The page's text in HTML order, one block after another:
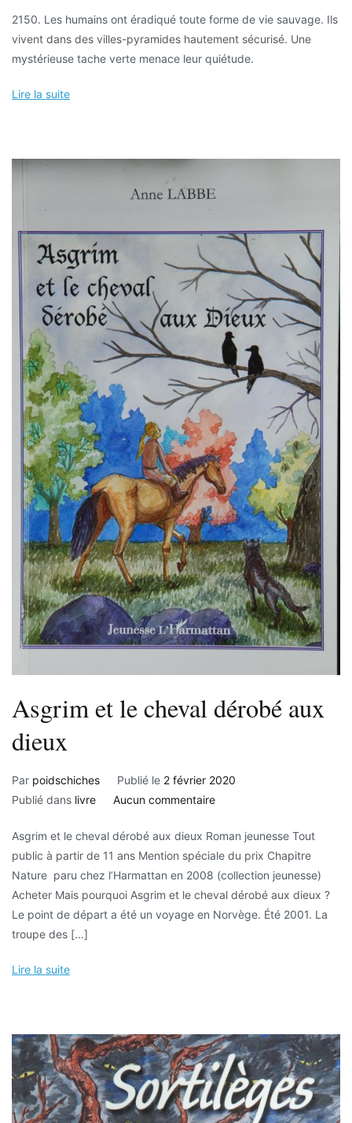
tache
verte
2150. Les humains ont éradiqué toute forme de vie sauvage. Ils
vivent dans des villes-pyramides hautement sécurisé. Une
mystérieuse tache verte menace leur quiétude.
Lire la suite
Asgrim et le cheval dérobé aux
dieux
Par poidschiches Publié le 2 février 2020
Publié dans livre Aucun commentairesur
et
le
cheval
dérobé
aux
Asgrim et le cheval dérobé aux dieux Roman jeunesse Tout
public à partir de 11 ans Mention spéciale du prix Chapitre
Nature paru chez l’Harmattan en 2008 (collection jeunesse)
Acheter Mais pourquoi Asgrim et le cheval dérobé aux dieux ?
Le point de départ a été un voyage en Norvège. Été 2001. La
troupe des […]
Lire la suite